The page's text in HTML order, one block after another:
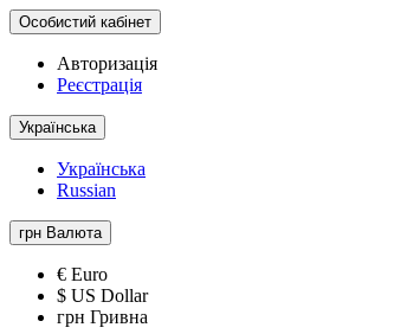
Особистий кабінет
Авторизація
Реєстрація
Українська
Українська
Russian
грн Валюта
€ Euro
$ US Dollar
грн Гривна